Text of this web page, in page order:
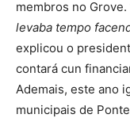
membros no Grove.
levaba tempo
explicou o
contará cun
Ademais, este ano
municipais de